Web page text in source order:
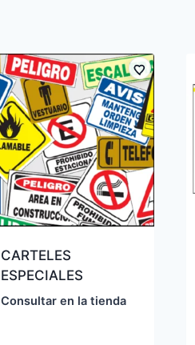
CARTELES
ESPECIALES
Consultar en la tienda